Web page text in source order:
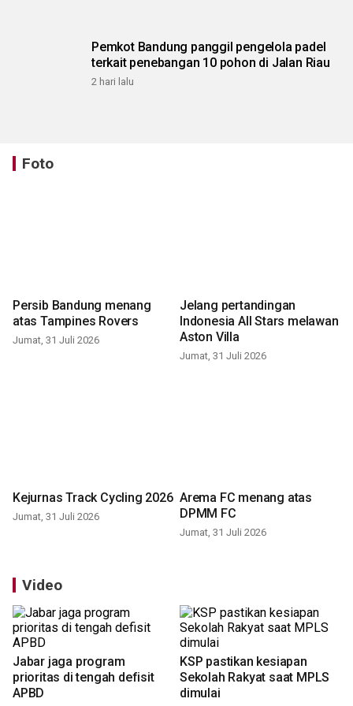
Pemkot Bandung panggil pengelola padel
terkait penebangan 10 pohon di Jalan Riau
2 hari lalu
Foto
Persib Bandung menang
atas Tampines Rovers
Jumat, 31 Juli 2026
Jelang pertandingan
Indonesia All Stars melawan
Aston Villa
Jumat, 31 Juli 2026
Kejurnas Track Cycling 2026
Jumat, 31 Juli 2026
Arema FC menang atas
DPMM FC
Jumat, 31 Juli 2026
Video
Jabar jaga program
prioritas di tengah defisit
APBD
KSP pastikan kesiapan
Sekolah Rakyat saat MPLS
dimulai